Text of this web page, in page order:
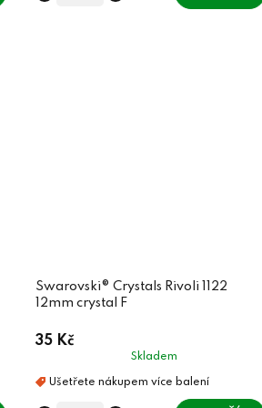
Swarovski® Crystals Rivoli 1122
12mm crystal F
35 Kč
Skladem